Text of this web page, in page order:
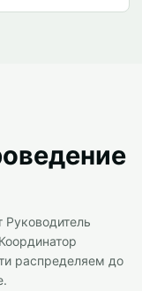
Руководитель
распределяем до